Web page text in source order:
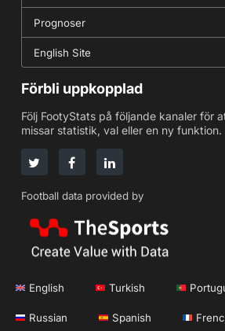
Prognoser
English Site
Förbli uppkopplad
Följ FootyStats på följande kanaler för
missar statistik, val eller en ny funktion.
Football data provided by
English Turkish
Russian Spanish